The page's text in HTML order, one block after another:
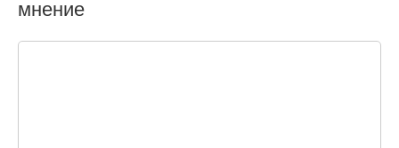
мнение